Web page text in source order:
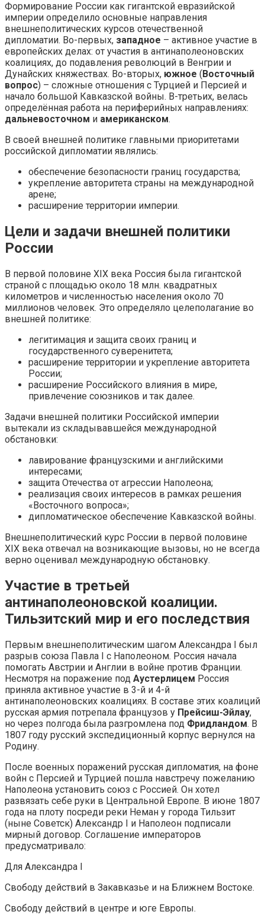
Формирование России как гигантской евразийской
империи определило основные направления
внешнеполитических курсов отечественной
дипломатии. Во-первых, западное – активное участие в
европейских делах: от участия в антинаполеоновских
коалициях, до подавления революций в Венгрии и
Дунайских княжествах. Во-вторых, южное ( Восточный
вопрос) – сложные отношения с Турцией и Персией и
начало большой Кавказской войны. В-третьих, велась
определённая работа на периферийных направлениях:
дальневосточном и американском.
В своей внешней политике главными приоритетами
российской дипломатии являлись:
обеспечение безопасности границ государства;
укрепление авторитета страны на международной
арене;
расширение территории империи.
Цели и задачи внешней политики
России
В первой половине XIX века Россия была гигантской
страной с площадью около 18 млн. квадратных
километров и численностью населения около 70
миллионов человек. Это определяло целеполагание во
внешней политике:
легитимация и защита своих границ и
государственного суверенитета;
расширение территории и укрепление авторитета
России;
расширение Российского влияния в мире,
привлечение союзников и так далее.
Задачи внешней политики Российской империи
вытекали из складывавшейся международной
обстановки:
лавирование французскими и английскими
интересами;
защита Отечества от агрессии Наполеона;
реализация своих интересов в рамках решения
«Восточного вопроса»;
дипломатическое обеспечение Кавказской войны.
Внешнеполитический курс России в первой половине
XIX века отвечал на возникающие вызовы, но не всегда
верно оценивал международную обстановку.
Участие в третьей
антинаполеоновской коалиции.
Тильзитский мир и его последствия
Первым внешнеполитическим шагом Александра I был
разрыв союза Павла I с Наполеоном. Россия начала
помогать Австрии и Англии в войне против Франции.
Несмотря на поражение под Аустерлицем Россия
приняла активное участие в 3-й и 4-й
антинаполеоновских коалициях. В составе этих коалиций
русская армия потрепала французов у Прейсиш-Эйлау,
но через полгода была разгромлена под Фридландом. В
1807 году русский экспедиционный корпус вернулся на
Родину.
После военных поражений русская дипломатия, на фоне
войн с Персией и Турцией пошла навстречу пожеланию
Наполеона установить союз с Россией. Он хотел
развязать себе руки в Центральной Европе. В июне 1807
года на плоту посреди реки Неман у города Тильзит
(ныне Советск) Александр I и Наполеон подписали
мирный договор. Соглашение императоров
предусматривало:
Для Александра I
Свободу действий в Закавказье и на Ближнем Востоке.
Свободу действий в центре и юге Европы.